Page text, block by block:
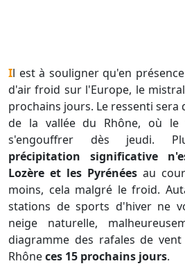
Il est à souligner qu'en présence de régulières coulées
d'air froid sur l'Europe, le
prochains jours. Le ressenti sera
de la vallée du Rhône, où
s'engouffrer dès jeudi.
précipitation significative
Lozère et les Pyrénées au
moins, cela malgré le froid.
stations de sports d'hiver ne
neige naturelle,
diagramme des rafales de
Rhôneces 15 prochains jours.